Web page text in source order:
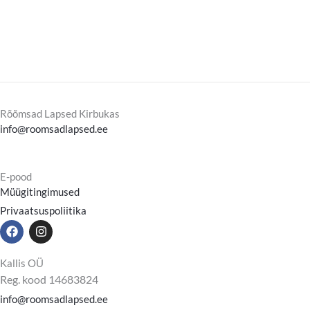
Rõõmsad Lapsed Kirbukas
info@roomsadlapsed.ee
E-pood
Müügitingimused
Privaatsuspoliitika
F
a
c
e
b
o
o
I
n
s
t
a
g
r
Kallis OÜ
Reg. kood 14683824
info@roomsadlapsed.ee